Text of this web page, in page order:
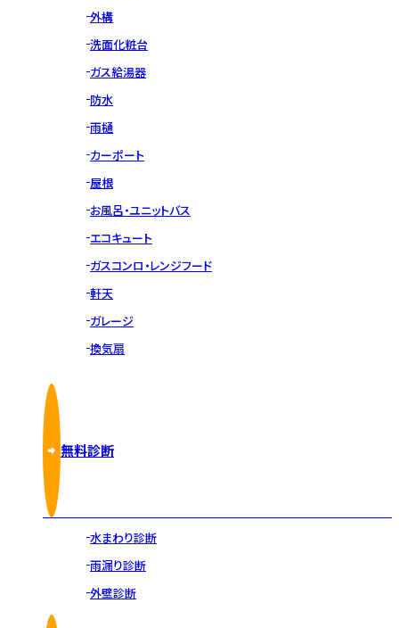
外構
洗面化粧台
ガス給湯器
防水
雨樋
カーポート
屋根
お風呂・ユニットバス
エコキュート
ガスコンロ・レンジフード
軒天
ガレージ
換気扇
無料診断
水まわり診断
雨漏り診断
外壁診断